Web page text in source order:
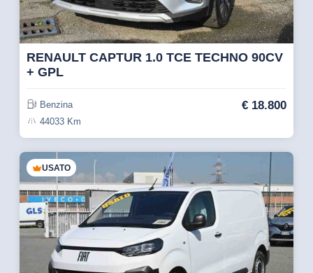
RENAULT CAPTUR 1.0 TCE TECHNO 90CV
+ GPL
Benzina
44033 Km
€ 18.800
USATO